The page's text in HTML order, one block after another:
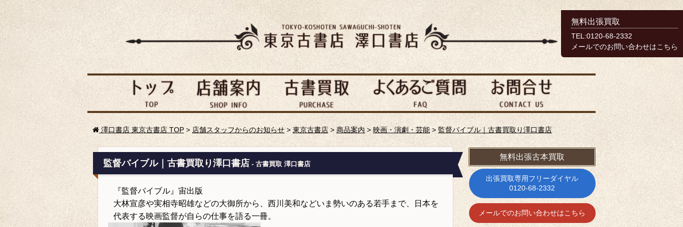
澤口書店 東京古書店 TOP > 店舗スタッフからのお知らせ >東京古書店> 商品案内>映画・演劇・芸能> 監督バイブル｜古書買取り澤口書店
監督バイブル｜古書買取り澤口書店 - 古書買取 澤口書店
『監督バイブル』宙出版
大林宣彦や実相寺昭雄などの大御所から、西川美和などいま勢いのある若手まで、日本を
代表する映画監督が自らの仕事を語る一冊。
無料出張古本買取
出張買取専用フリーダイヤル
0120-68-2332
メールでのお問い合わせはこちら
無料出張買取
TEL:0120-68-2332
メールでのお問い合わせはこちら